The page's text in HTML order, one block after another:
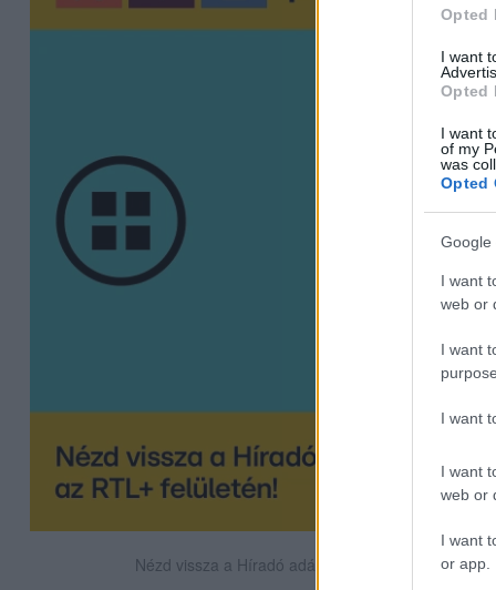
Opted
I want
Opted
I want
of my
was
Opted
Google
I want
web or
I want
I want
I want
web or
I want
or app.
Nézd vissza a Híradó adásait az RTL+ felületén!